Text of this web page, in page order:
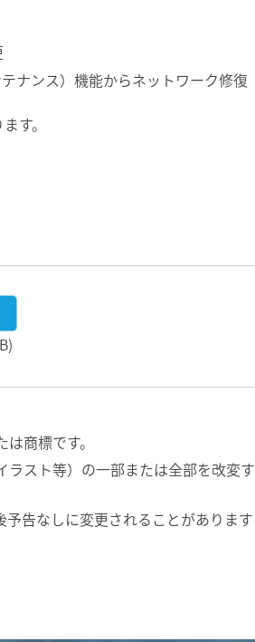
ナンス）機能からネットワーク修復
す。
商標です。
スト等）の一部または全部を改変す
告なしに変更されることがあります